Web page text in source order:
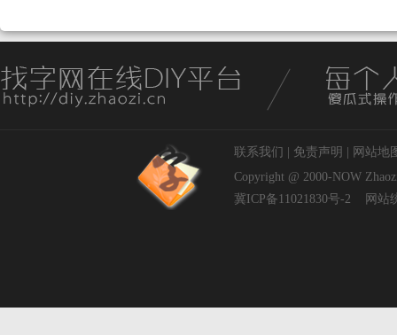
联系我们 免责声明
网站地
Copyright @ 2000-NOW
冀ICP备11021830号-2
网站